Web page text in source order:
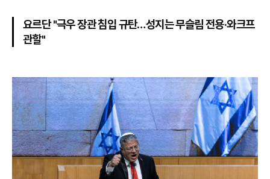
기
요르단 "극우 장관 침입 규탄…성지는 무슬림 전용·와크프
관할"